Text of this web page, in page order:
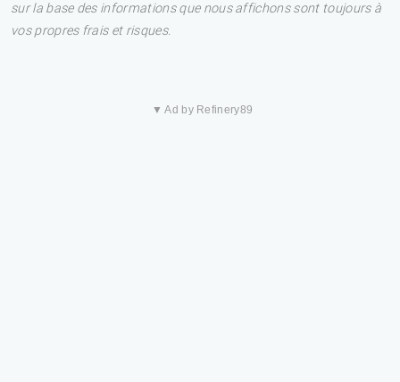
sur la base des informations que nous affichons sont toujours à
vos propres frais et risques.
▼ Ad by Refinery89